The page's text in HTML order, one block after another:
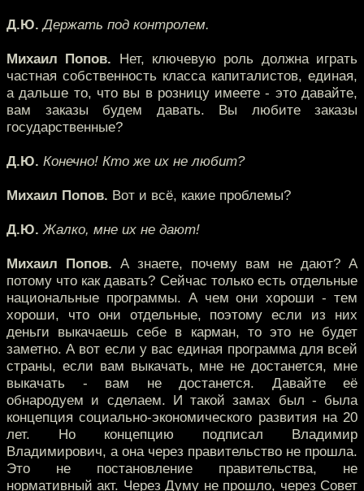
Д.Ю. Держать под контролем.
Михаил Попов. Нет, ключевую роль должна играть
частная собственность класса капиталистов, единая,
а дальше то, что вы в розницу имеете - это давайте,
вам заказы будем давать. Вы любите заказы
государственные?
Д.Ю. Конечно! Кто же их не любит?
Михаил Попов. Вот и всё, какие проблемы?
Д.Ю. Жалко, мне их не дают!
Михаил Попов. А знаете, почему вам не дают? А
потому что как давать? Сейчас только есть отдельные
национальные программы. А чем они хороши - тем
хороши, что они отдельные, поэтому если из них
деньги выкачаешь себе в карман, то это не будет
заметно. А вот если у вас единая программа для всей
страны, если вам выкачать, мне не достанется, мне
выкачать - вам не достанется. Давайте её
обнародуем и сделаем. И такой замах был - была
концепция социально-экономического развития на 20
лет. Но концепцию подписал Владимир
Владимирович, а она через правительство не прошла.
Это не постановление правительства, не
нормативный акт. Через Думу не прошло, через Совет